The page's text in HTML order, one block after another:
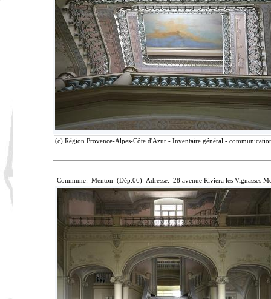
(c) Région Provence-Alpes-Côte d'Azur - Inventaire général -
Commune: Menton (Dép.06) Adresse: 28 avenue Riviera les Vignasses